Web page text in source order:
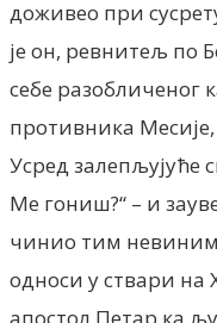
доживео при
је он, ревнитељ по
себе разобличеног
противника
Усред залепљујуће
Ме гониш?“ – и
чинио тим
односи у ствари на
апостол Петар ка